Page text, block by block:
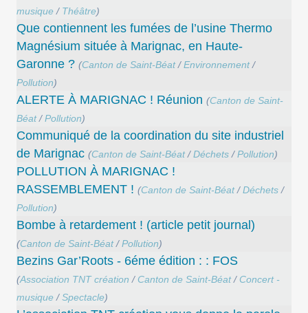
musique/ Théâtre)
Que contiennent les fumées de l’usine Thermo
Magnésium située à Marignac, en Haute-
Garonne ? (Canton de Saint-Béat/Environnement/
Pollution)
ALERTE À MARIGNAC ! Réunion (Canton de Saint-
Béat/Pollution)
Communiqué de la coordination du site industriel
de Marignac (Canton de Saint-Béat/Déchets/Pollution)
POLLUTION À MARIGNAC !
RASSEMBLEMENT ! (Canton de Saint-Béat/Déchets/
Pollution)
Bombe à retardement ! (article petit journal)
(Canton de Saint-Béat/Pollution)
Bezins Gar’Roots - 6éme édition : : FOS
(Association TNT création / Canton de Saint-Béat/ Concert -
musique/Spectacle)